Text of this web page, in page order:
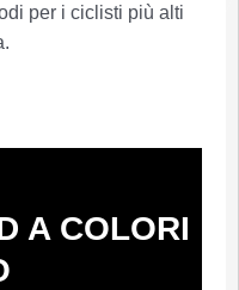
per i ciclisti più alti
A COLORI